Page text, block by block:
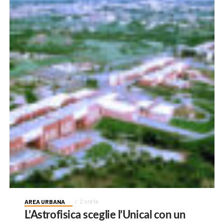
AREA URBANA 2 ore fa
L’Astrofisica sceglie l’Unical con un